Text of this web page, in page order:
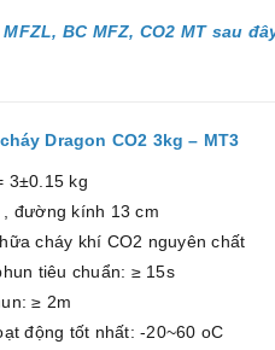
BC MFZ, CO2 MT sau
Dragon CO2 3kg – MT3
3±0.15 kg
, đường kính 13 cm
cháy khí CO2 nguyên chất
tiêu chuẩn: ≥ 15s
≥ 2m
động tốt nhất: -20~60 oC